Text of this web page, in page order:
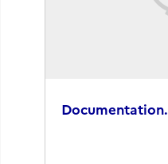
Documentation.